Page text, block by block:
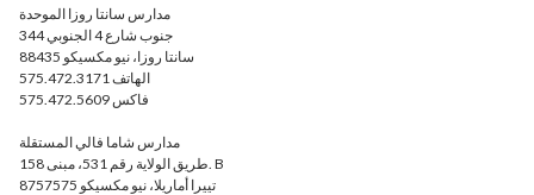
مدارس سانتا روزا الموحدة
344 جنوب شارع 4 الجنوبي
سانتا روزا، نيو مكسيكو 88435
الهاتف 575.472.3171
فاكس 575.472.5609
مدارس شاما فالي المستقلة
158 طريق الولاية رقم 531، مبنى. B
تييرا أماريلا، نيو مكسيكو 8757575